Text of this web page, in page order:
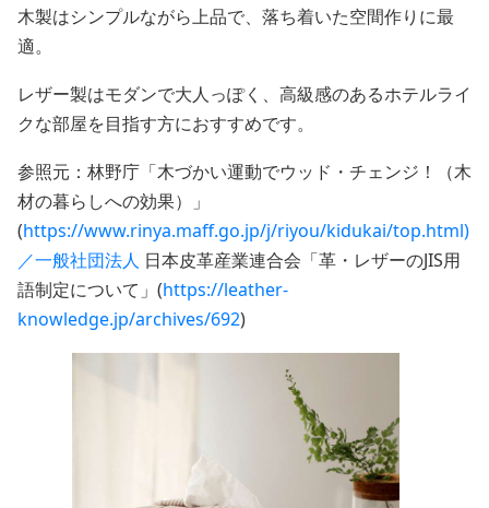
木製はシンプルながら上品で、落ち着いた空間作りに最
適。
レザー製はモダンで大人っぽく、高級感のあるホテルライ
クな部屋を目指す方におすすめです。
参照元：林野庁「木づかい運動でウッド・チェンジ！（木
材の暮らしへの効果）」
(https://www.rinya.maff.go.jp/j/riyou/kidukai/top.html)
／一般社団法人 日本皮革産業連合会「革・レザーのJIS用
語制定について」(https://leather-
knowledge.jp/archives/692)